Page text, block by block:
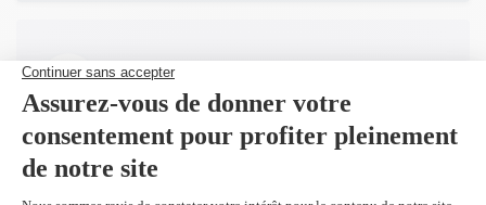
Toutes nos cartouches réusinées sont
garanties.